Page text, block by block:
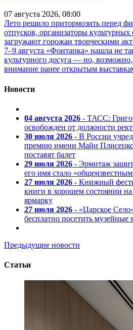
07 августа 2026, 08:00
Лето решило притормозить перед
отпусков, организаторы
загружают горожан творческими
7–9 августа «Фонтанка» нашла не
культурного досуга — но,
внимание ранее открытым
Новости
04 августа 2026 - ТАСС:
освобожден от должности
30 июля 2026 - В России
премию имени Майи
поставят балет
29 июля 2026 - Эрмитаж
его имя стало
27 июля 2026 - Книжный
книги в хорошем состоянии
ярмарку
27 июля 2026 - «Царское
бесплатно посетить
Предыдущие новости
Статьи